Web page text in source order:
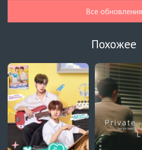
Автосабы русские / украинские
Огонь5 серия
Автосабы русские / украинские
Край горизонта
9 серия
Превью
Край горизонта8 серия
Автосабы русские / украинские
Все обновления
Похожее